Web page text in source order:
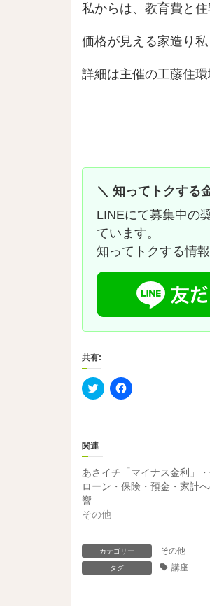
私からは、教育費と
価格が見える家造り
詳細は主催の工藤住
＼ 知ってトクする
LINEにて募集中の
ています。
知ってトクする情
共有:
ク
リ
て
i
t
e
共
有
し
い
ィ
F
a
共
有
す
る
ク
し
く
関連
あさイチ「マイナス金利」
ローン・保険・預金・家計
響
その他
カテゴリー その他
タグ 講座